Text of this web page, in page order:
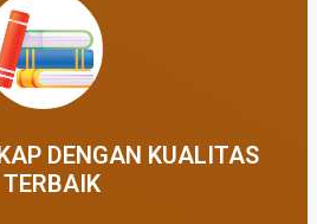
DENGAN KUALITAS
TERBAIK​